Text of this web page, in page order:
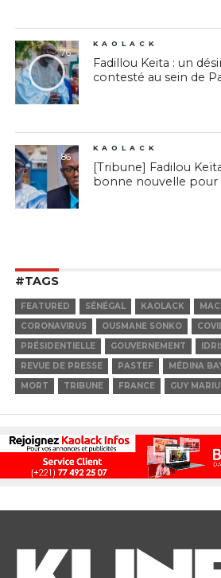
76
KAOLACK
Fadillou Keita : un
contesté au sein de
86
KAOLACK
[Tribune] Fadilou
bonne nouvelle pour
#TAGS
FEATURED SÉNÉGAL KAOLACK
CORONAVIRUS
OUSMANE SONKO
PRÉSIDENTIELLE
GOUVERNEMENT
REVUE DE PRESSE
PASTEF MÉDINA
MORT
TRIBUNE FRANCE GUY